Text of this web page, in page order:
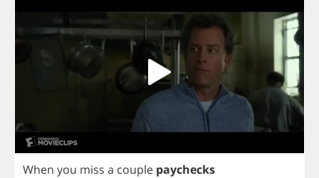
When you miss a couple paychecks